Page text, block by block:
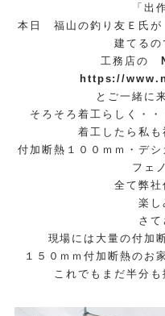
「出
本日 福山の釣り友Ｅ氏が
建てるの
工務店の
https://
とご一緒に
そろそろ着工らしく・
着工したら私も
付加断熱１００ｍｍ・デシ
フェ
全て弊社
楽し
さて
現場には大量の付加
１５０ｍｍ付加断熱の
これでもまだ半分